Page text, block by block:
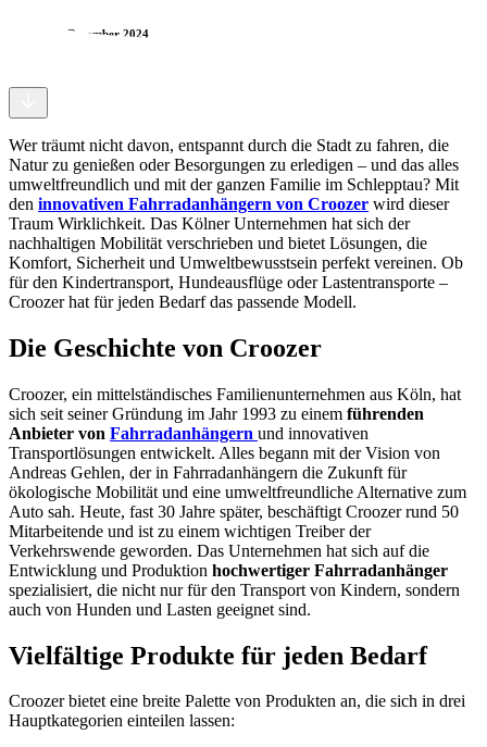
Isabel | 13. Dezember 2024
Wer träumt nicht davon, entspannt durch die Stadt zu fahren, die
Natur zu genießen oder Besorgungen zu erledigen – und das alles
umweltfreundlich und mit der ganzen Familie im Schlepptau? Mit
den innovativen Fahrradanhängern von Croozer wird dieser
Traum Wirklichkeit. Das Kölner Unternehmen hat sich der
nachhaltigen Mobilität verschrieben und bietet Lösungen, die
Komfort, Sicherheit und Umweltbewusstsein perfekt vereinen. Ob
für den Kindertransport, Hundeausflüge oder Lastentransporte –
Croozer hat für jeden Bedarf das passende Modell.
Die Geschichte von Croozer
Croozer, ein mittelständisches Familienunternehmen aus Köln, hat
sich seit seiner Gründung im Jahr 1993 zu einem führenden
Anbieter von Fahrradanhängern und innovativen
Transportlösungen entwickelt. Alles begann mit der Vision von
Andreas Gehlen, der in Fahrradanhängern die Zukunft für
ökologische Mobilität und eine umweltfreundliche Alternative zum
Auto sah. Heute, fast 30 Jahre später, beschäftigt Croozer rund 50
Mitarbeitende und ist zu einem wichtigen Treiber der
Verkehrswende geworden. Das Unternehmen hat sich auf die
Entwicklung und Produktion hochwertiger Fahrradanhänger
spezialisiert, die nicht nur für den Transport von Kindern, sondern
auch von Hunden und Lasten geeignet sind.
Vielfältige Produkte für jeden Bedarf
Croozer bietet eine breite Palette von Produkten an, die sich in drei
Hauptkategorien einteilen lassen: